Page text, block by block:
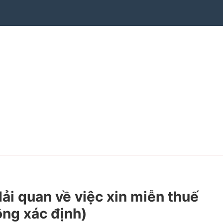
quan về việc xin miễn thuế
xác định)